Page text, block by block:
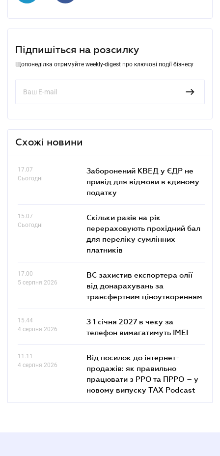
Підпишіться на розсилку
Щопонеділка отримуйте weekly-digest про ключові події бізнесу
Схожі новини
17.07
Сьогодні
Заборонений КВЕД у ЄДР не
привід для відмови в єдиному
податку
15.07
Сьогодні
Скільки разів на рік
перераховують прохідний бал
для переліку сумлінних
платників
17.00
5 серпня 2026
ВС захистив експортера олії
від донарахувань за
трансфертним ціноутворенням
15.44
4 серпня 2026
З 1 січня 2027 в чеку за
телефон вимагатимуть IMEI
11.11
4 серпня 2026
Від посилок до інтернет-
продажів: як правильно
працювати з РРО та ПРРО – у
новому випуску TAX Podcast